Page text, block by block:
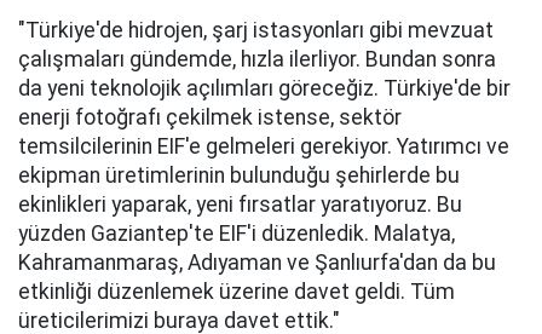
"Türkiye'de hidrojen, şarj istasyonları gibi mevzuat
çalışmaları gündemde, hızla ilerliyor. Bundan sonra
da yeni teknolojik açılımları göreceğiz. Türkiye'de bir
enerji fotoğrafı çekilmek istense, sektör
temsilcilerinin EIF'e gelmeleri gerekiyor. Yatırımcı ve
ekipman üretimlerinin bulunduğu şehirlerde bu
ekinlikleri yaparak, yeni fırsatlar yaratıyoruz. Bu
yüzden Gaziantep'te EIF'i düzenledik. Malatya,
Kahramanmaraş, Adıyaman ve Şanlıurfa'dan da bu
etkinliği düzenlemek üzerine davet geldi. Tüm
üreticilerimizi buraya davet ettik."